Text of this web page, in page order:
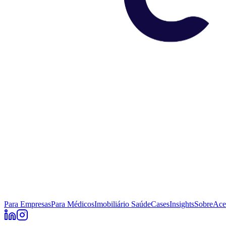
Para EmpresasPara MédicosImobiliário SaúdeCasesInsightsSobre